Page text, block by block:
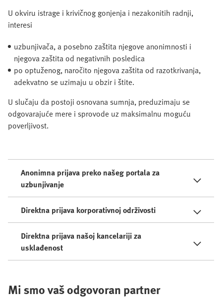
U okviru istrage i krivičnog gonjenja i nezakonitih radnji,
interesi
uzbunjivača, a posebno zaštita njegove anonimnosti i
njegova zaštita od negativnih posledica
po optuženog, naročito njegova zaštita od razotkrivanja,
adekvatno se uzimaju u obzir i štite.
U slučaju da postoji osnovana sumnja, preduzimaju se
odgovarajuće mere i sprovode uz maksimalnu moguću
poverljivost.
Anonimna prijava preko našeg portala za
uzbunjivanje
Direktna prijava korporativnoj održivosti
Direktna prijava našoj kancelariji za
usklađenost
Mi smo vaš odgovoran partner